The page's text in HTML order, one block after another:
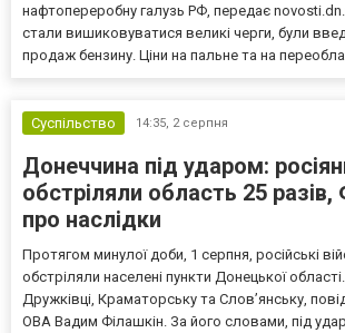
нафтопереробну галузь РФ, передає
стали вишиковуватися великі черги, були
продаж бензину. Ціни на пальне та на
Суспільство 14:35, 2 серпня
Донеччина під ударом:
обстріляли область 25
про наслідки
Протягом минулої доби, 1 серпня, російські
обстріляли населені пункти Донецької
Дружківці, Краматорську та Слов’янську,
ОВА Вадим Філашкін. За його словами, під